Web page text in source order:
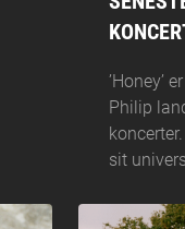
’Honey’
Philip
sit